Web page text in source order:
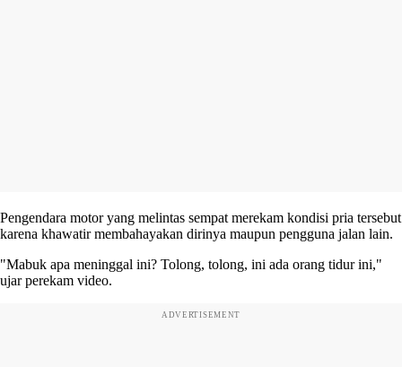
Pengendara motor yang melintas sempat merekam kondisi pria tersebut
karena khawatir membahayakan dirinya maupun pengguna jalan lain.
"Mabuk apa meninggal ini? Tolong, tolong, ini ada orang tidur ini,"
ujar perekam video.
ADVERTISEMENT